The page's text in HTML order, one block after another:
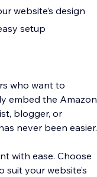
website’s design
setup
who want to
embed the Amazon
blogger, or
never been easier.
with ease. Choose
your website’s